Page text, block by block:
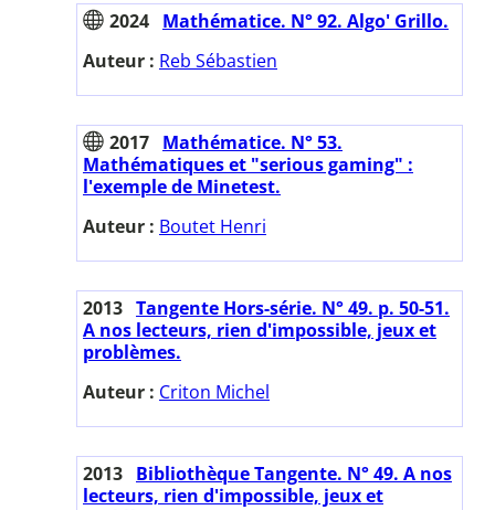
2024 Mathématice. N° 92. Algo' Grillo.
Auteur : Reb Sébastien
2017 Mathématice. N° 53.
Mathématiques et "serious gaming" :
l'exemple de Minetest.
Auteur : Boutet Henri
2013 Tangente Hors-série. N° 49. p. 50-51.
A nos lecteurs, rien d'impossible, jeux et
problèmes.
Auteur : Criton Michel
2013 Bibliothèque Tangente. N° 49. A nos
lecteurs, rien d'impossible, jeux et